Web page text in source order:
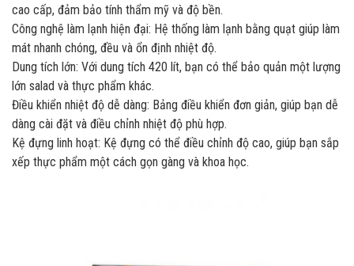
cao cấp, đảm bảo tính thẩm mỹ và độ bền.
Công nghệ làm lạnh hiện đại: Hệ thống làm lạnh bằng quạt giúp làm
mát nhanh chóng, đều và ổn định nhiệt độ.
Dung tích lớn: Với dung tích 420 lít, bạn có thể bảo quản một lượng
lớn salad và thực phẩm khác.
Điều khiển nhiệt độ dễ dàng: Bảng điều khiển đơn giản, giúp bạn dễ
dàng cài đặt và điều chỉnh nhiệt độ phù hợp.
Kệ đựng linh hoạt: Kệ đựng có thể điều chỉnh độ cao, giúp bạn sắp
xếp thực phẩm một cách gọn gàng và khoa học.